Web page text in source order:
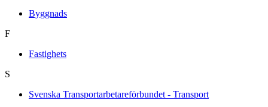
Byggnads
F
Fastighets
S
Svenska Transportarbetareförbundet - Transport